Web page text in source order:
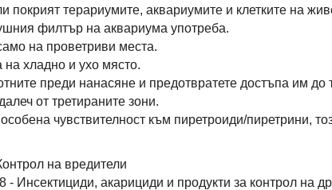
покрият терариумите, аквариумите и клетките на
филтър на аквариума употреба.
на проветриви места.
хладно и ухо място.
преди нанасяне и предотвратете достъпа им до
от третираните зони.
чувствителност към пиретроиди/пиретрини,
на вредители
- Инсектициди, акарициди и продукти за контрол на